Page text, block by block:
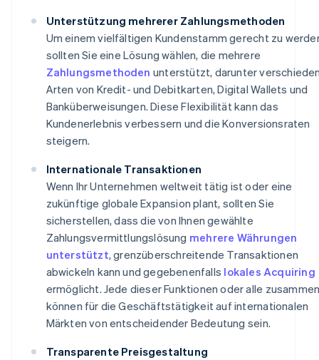
Unterstützung mehrerer Zahlungsmethoden
Um einem vielfältigen Kundenstamm gerecht zu
sollten Sie eine Lösung wählen, die mehrere
Zahlungsmethoden unterstützt, darunter
Arten von Kredit- und Debitkarten, Digital Wallets und
Banküberweisungen. Diese Flexibilität kann das
Kundenerlebnis verbessern und die Konversionsraten
steigern.
Internationale Transaktionen
Wenn Ihr Unternehmen weltweit tätig ist oder eine
zukünftige globale Expansion plant, sollten Sie
sicherstellen, dass die von Ihnen gewählte
Zahlungsvermittlungslösung mehrere Währungen
unterstützt, grenzüberschreitende Transaktionen
abwickeln kann und gegebenenfalls lokales Acquiring
ermöglicht. Jede dieser Funktionen oder alle
können für die Geschäftstätigkeit auf internationalen
Märkten von entscheidender Bedeutung sein.
Transparente Preisgestaltung